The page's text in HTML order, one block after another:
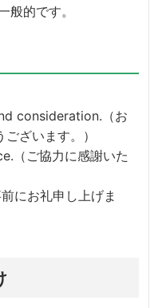
般的です。
consideration.（お
ざいます。）
（ご協力に感謝いた
にお礼申し上げま